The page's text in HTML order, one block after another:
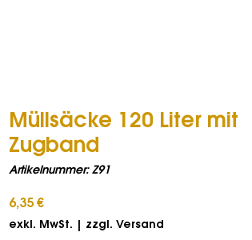
Müllsäcke 120 Liter mit
Zugband
Artikelnummer: Z91
6,35 €Preis
exkl. MwSt. zzgl. Versand